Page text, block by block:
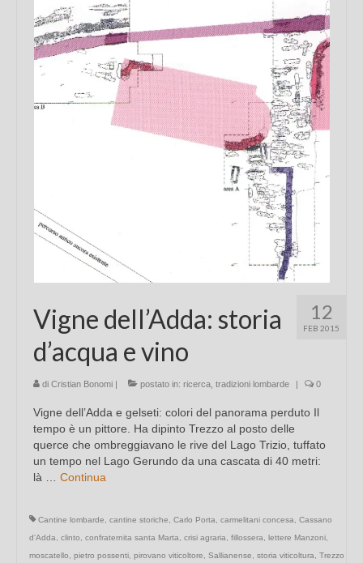
Chi sono
FAQ
Contatti
12
FEB 2015
Vigne dell’Adda: storia
d’acqua e vino
di Cristian Bonomi | postato in: ricerca tradizioni lombarde | 0
Vigne dell’Adda e gelseti: colori del panorama perduto Il
tempo è un pittore. Ha dipinto Trezzo al posto delle
querce che ombreggiavano le rive del Lago Trizio, tuffato
un tempo nel Lago Gerundo da una cascata di 40 metri:
là … Continua
Cantine lombarde cantine storiche Carlo Porta carmelitani concesa
Cassano
d'Adda
clinto confraternita santa Marta crisi agraria fillossera lettere Manzoni
moscatello
pietro possenti pirovano viticoltore Sallianense storia viticoltura
Trezzo